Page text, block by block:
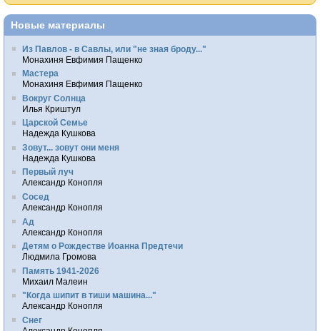
Новые материалы
Из Павлов - в Савлы, или "не зная броду..."
Монахиня Евфимия Пащенко
Мастера
Монахиня Евфимия Пащенко
Вокруг Солнца
Илья Криштул
Царской Семье
Надежда Кушкова
Зовут... зовут они меня
Надежда Кушкова
Первый луч
Александр Конопля
Сосед
Александр Конопля
Ад
Александр Конопля
Детям о Рождестве Иоанна Предтечи
Людмила Громова
Память 1941-2026
Михаил Малеин
"Когда шипит в тиши машина..."
Александр Конопля
Снег